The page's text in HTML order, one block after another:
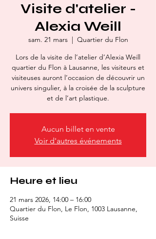
Visite d'atelier -
Alexia Weill
sam. 21 mars
  |
Quartier du Flon
Lors de la visite de l’atelier d’Alexia Weill
quartier du Flon à Lausanne, les visiteurs et
visiteuses auront l’occasion de découvrir un
univers singulier, à la croisée de la sculpture
et de l’art plastique.
Aucun billet en vente
Voir d'autres événements
Heure et lieu
21 mars 2026, 14:00 – 16:00
Quartier du Flon, Le Flon, 1003 Lausanne,
Suisse